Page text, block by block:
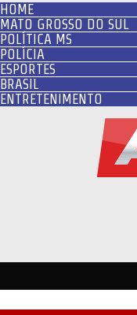
HOME
MATO GROSSO DO SUL
POLÍTICA MS
POLÍCIA
ESPORTES
BRASIL
ENTRETENIMENTO